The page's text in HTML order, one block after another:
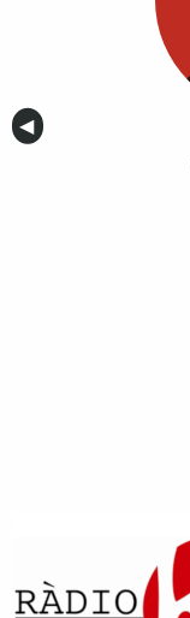
Anterior
◀︎